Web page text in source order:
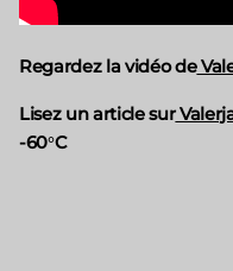
Regardez la vidéo de
Lisez un article sur
-60°C